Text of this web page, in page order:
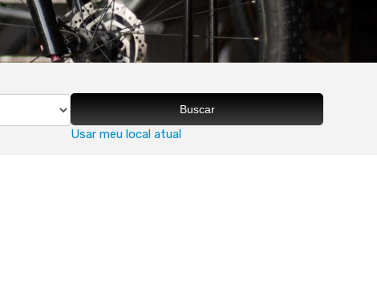
Buscar
Usar meu local atual